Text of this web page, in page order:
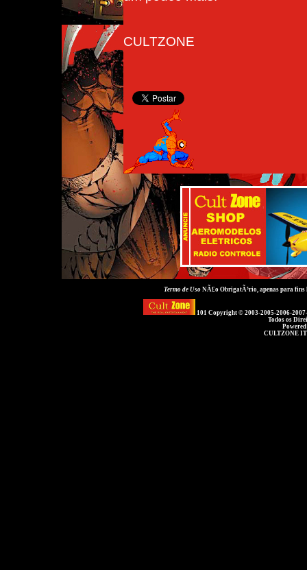
CULTZONE
Termo de UsoNÃ£o ObrigatÃ³rio, apenas para
101 Copyright © 2003-2005-2006-
Todos os
CULTZONE